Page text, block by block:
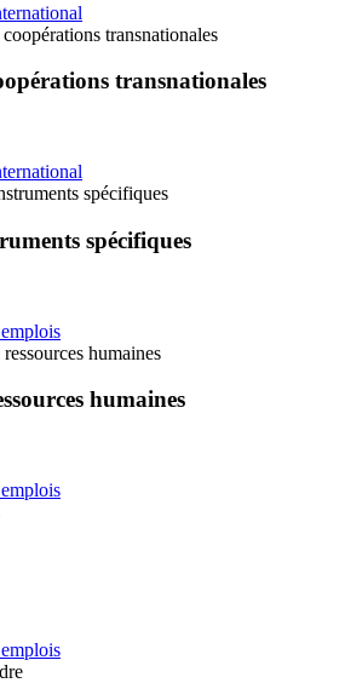
transnationales
transnationales
spécifiques
spécifiques
humaines
humaines